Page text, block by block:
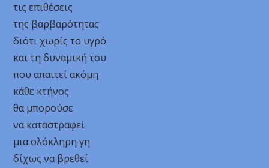
τις επιθέσεις
της βαρβαρότητας
διότι χωρίς το υγρό
και τη δυναμική του
που απαιτεί ακόμη
κάθε κτήνος
θα μπορούσε
να καταστραφεί
μια ολόκληρη γη
δίχως να βρεθεί